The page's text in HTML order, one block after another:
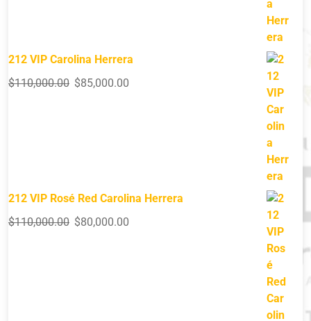
212 VIP Carolina Herrera
$110,000.00 $85,000.00
212 VIP Rosé Red Carolina Herrera
$110,000.00 $80,000.00